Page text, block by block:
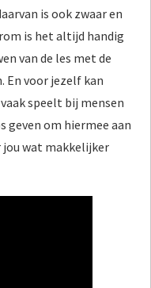
is ook zwaar en
is het altijd handig
van de les met de
En voor jezelf kan
speelt bij mensen
geven om hiermee aan
jou wat makkelijker